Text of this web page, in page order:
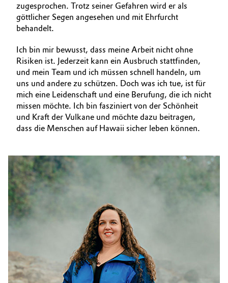
zugesprochen. Trotz seiner Gefahren wird er als
göttlicher Segen angesehen und mit Ehrfurcht
behandelt.
Ich bin mir bewusst, dass meine Arbeit nicht ohne
Risiken ist. Jederzeit kann ein Ausbruch stattfinden,
und mein Team und ich müssen schnell handeln, um
uns und andere zu schützen. Doch was ich tue, ist für
mich eine Leidenschaft und eine Berufung, die ich nicht
missen möchte. Ich bin fasziniert von der Schönheit
und Kraft der Vulkane und möchte dazu beitragen,
dass die Menschen auf Hawaii sicher leben können.